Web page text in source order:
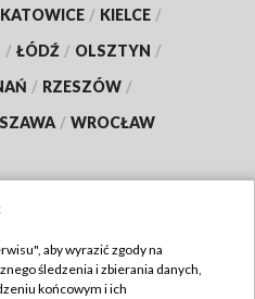
KATOWICE / KIELCE /
/ ŁÓDŹ / OLSZTYN /
/ RZESZÓW /
/ WROCŁAW
TVP
aby wyrazić zgody na
śledzenia i zbierania danych,
końcowym i ich